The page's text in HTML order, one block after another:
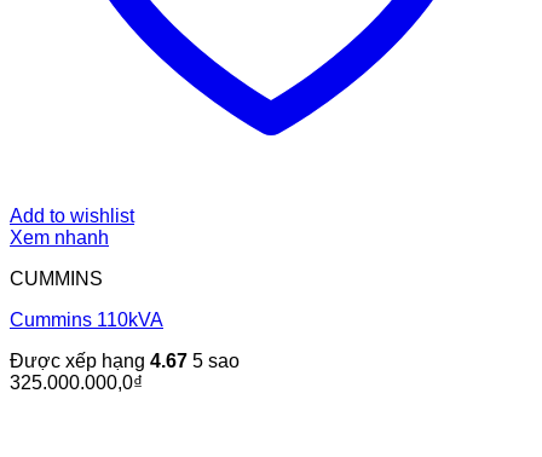
Add to wishlist
Xem nhanh
CUMMINS
Cummins 110kVA
Được xếp hạng 4.67 5 sao
325.000.000,0₫